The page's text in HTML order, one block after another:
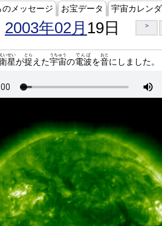
のメッセージ お宝データ 宇宙カレン
2003年02月 19日 >
星
えいせい
が捉
とら
えた宇宙
うちゅう
の電波
でんぱ
を音
おと
にしました。